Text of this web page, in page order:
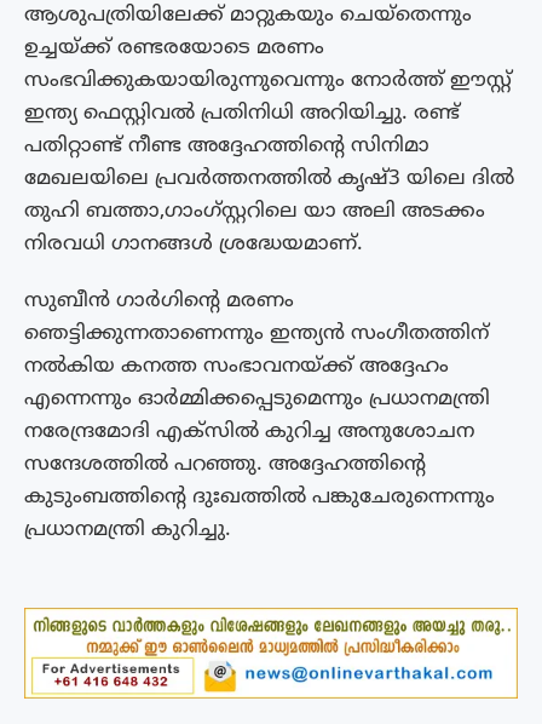
ആശുപത്രിയിലേക്ക് മാറ്റുകയും ചെയ്‌തെന്നും
ഉച്ചയ്ക്ക് രണ്ടരയോടെ മരണം
സംഭവിക്കുകയായിരുന്നുവെന്നും നോര്‍ത്ത് ഈസ്റ്റ്
ഇന്ത്യ ഫെസ്റ്റിവല്‍ പ്രതിനിധി അറിയിച്ചു. രണ്ട്
പതിറ്റാണ്ട് നീണ്ട അദ്ദേഹത്തിന്റെ സിനിമാ
മേഖലയിലെ പ്രവർത്തനത്തിൽ കൃഷ്3 യിലെ ദിൽ
തുഹി ബത്താ,ഗാംഗ്‌സ്റ്ററിലെ യാ അലി അടക്കം
നിരവധി ഗാനങ്ങൾ ശ്രദ്ധേയമാണ്.
സുബീൻ ഗാർഗിന്റെ മരണം
ഞെട്ടിക്കുന്നതാണെന്നും ഇന്ത്യൻ സംഗീതത്തിന്
നൽകിയ കനത്ത സംഭാവനയ്‌ക്ക് അദ്ദേഹം
എന്നെന്നും ഓർമ്മിക്കപ്പെടുമെന്നും പ്രധാനമന്ത്രി
നരേന്ദ്രമോദി എക്‌സിൽ കുറിച്ച അനുശോചന
സന്ദേശത്തിൽ പറഞ്ഞു. അദ്ദേഹത്തിന്റെ
കുടുംബത്തിന്റെ ദുഃഖത്തിൽ പങ്കുചേരുന്നെന്നും
പ്രധാനമന്ത്രി കുറിച്ചു.